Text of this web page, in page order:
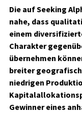
Die auf Seeking
nahe, dass
einem
Charakter
übernehmen
breiter
niedrigen
Gewinner eines